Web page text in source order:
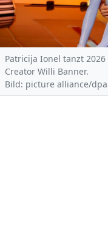
Patricija Ionel tanzt
Creator Willi Banner.
Bild: picture alliance/